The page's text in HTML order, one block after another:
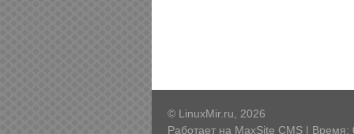
© LinuxMir.ru, 2026
Работает на MaxSite CMS | Время: